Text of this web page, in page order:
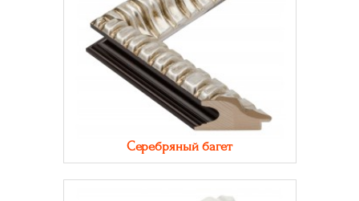
Серебряный багет